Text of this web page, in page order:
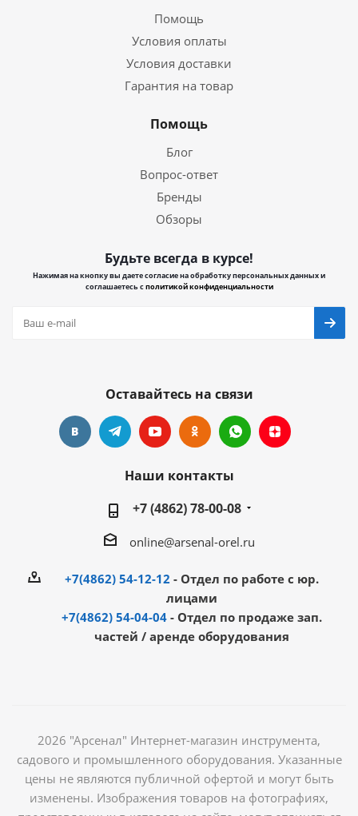
Помощь
Условия оплаты
Условия доставки
Гарантия на товар
Помощь
Блог
Вопрос-ответ
Бренды
Обзоры
Будьте всегда в курсе!
Нажимая на кнопку вы даете согласие на обработку персональных данных и
соглашаетесь сполитикой конфиденциальности
Оставайтесь на связи
Наши контакты
+7 (4862) 78-00-08
online@arsenal-orel.ru
+7(4862) 54-12-12 - Отдел по работе с юр.
лицами
+7(4862) 54-04-04 - Отдел по продаже зап.
частей / аренде оборудования
2026 "Арсенал" Интернет-магазин инструмента,
садового и промышленного оборудования. Указанные
цены не являются публичной офертой и могут быть
изменены. Изображения товаров на фотографиях,